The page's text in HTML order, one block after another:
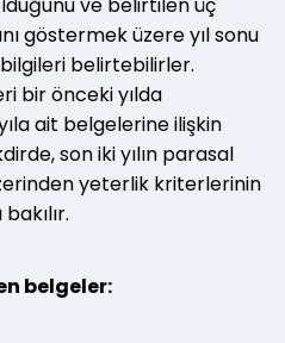
göstermek üzere yıl sonu
belirtebilirler.
bir önceki yılda
ait belgelerine ilişkin
son iki yılın parasal
yeterlik kriterlerinin
belgeler: